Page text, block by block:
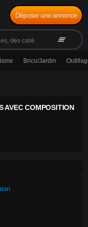
clear_all
Déposer une annonce
Brico/Jardin
AVEC COMPOSITION